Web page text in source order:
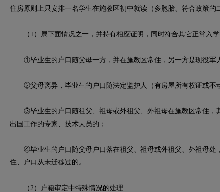
住房原则上只安排一名学生在施教区初中就读（多胞胎、符合政策的
（1）属下面情况之一，并持有相应证明，同时符合其它正常入学
①毕业生的户口随父母一方，并在施教区常住，另一方是现役军
②父母离异，毕业生的户口随法定监护人（有房屋所有权证或不
③毕业生的户口随祖父、祖母或外祖父、外祖母在施教区常住，
出国工作的专家、技术人员的；
④毕业生的户口随父母户口落在祖父、祖母或外祖父、外祖母处
住、户口从未迁移过的。
（2）户籍审定中特殊情况的处理